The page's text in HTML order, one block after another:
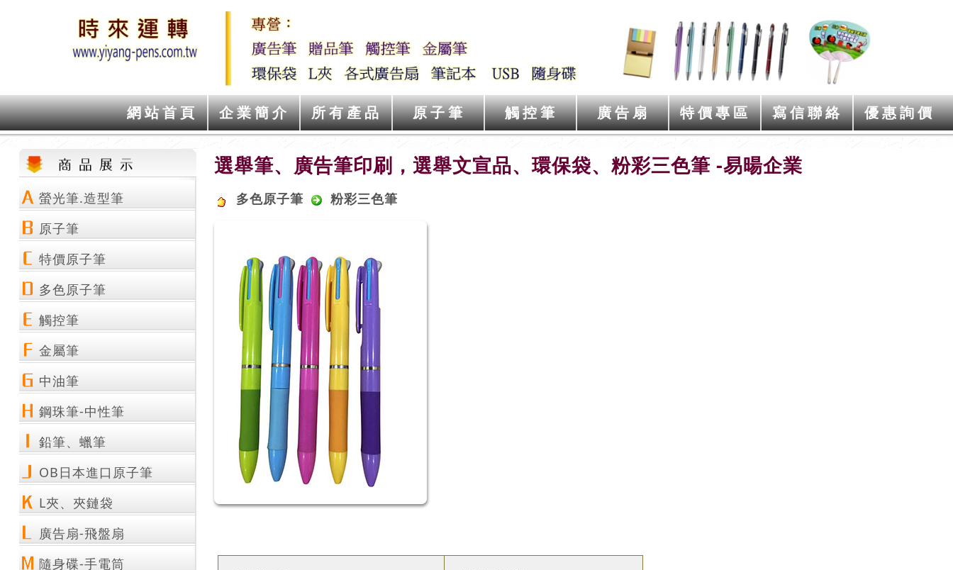
網站首頁 企業簡介 所有產品 原子筆 觸控筆 廣告扇 特價專區 寫信聯絡 優惠詢價
螢光筆.造型筆
原子筆
特價原子筆
多色原子筆
觸控筆
金屬筆
中油筆
鋼珠筆-中性筆
鉛筆、蠟筆
OB日本進口原子筆
L夾、夾鏈袋
廣告扇-飛盤扇
隨身碟-手電筒
選舉筆、廣告筆印刷，選舉文宣品、環保袋、粉彩三色筆 -易暘企業
多色原子筆 粉彩三色筆